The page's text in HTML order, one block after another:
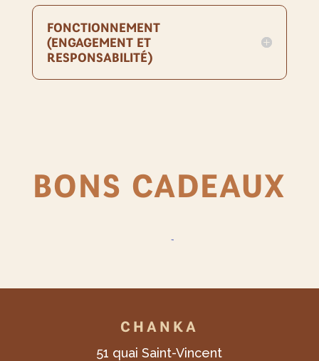
FONCTIONNEMENT
(ENGAGEMENT ET
RESPONSABILITÉ)
BONS CADEAUX
CHANKA
51 quai Saint-Vincent